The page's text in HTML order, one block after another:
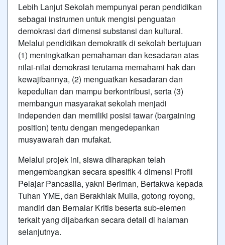
Lebih Lanjut Sekolah mempunyai peran pendidikan
sebagai instrumen untuk mengisi penguatan
demokrasi dari dimensi substansi dan kultural.
Melalui pendidikan demokratik di sekolah bertujuan
(1) meningkatkan pemahaman dan kesadaran atas
nilai-nilai demokrasi terutama memahami hak dan
kewajibannya, (2) menguatkan kesadaran dan
kepedulian dan mampu berkontribusi, serta (3)
membangun masyarakat sekolah menjadi
independen dan memiliki posisi tawar (bargaining
position) tentu dengan mengedepankan
musyawarah dan mufakat.
Melalui projek ini, siswa diharapkan telah
mengembangkan secara spesifik 4 dimensi Profil
Pelajar Pancasila, yakni Beriman, Bertakwa kepada
Tuhan YME, dan Berakhlak Mulia, gotong royong,
mandiri dan Bernalar Kritis beserta sub-elemen
terkait yang dijabarkan secara detail di halaman
selanjutnya.